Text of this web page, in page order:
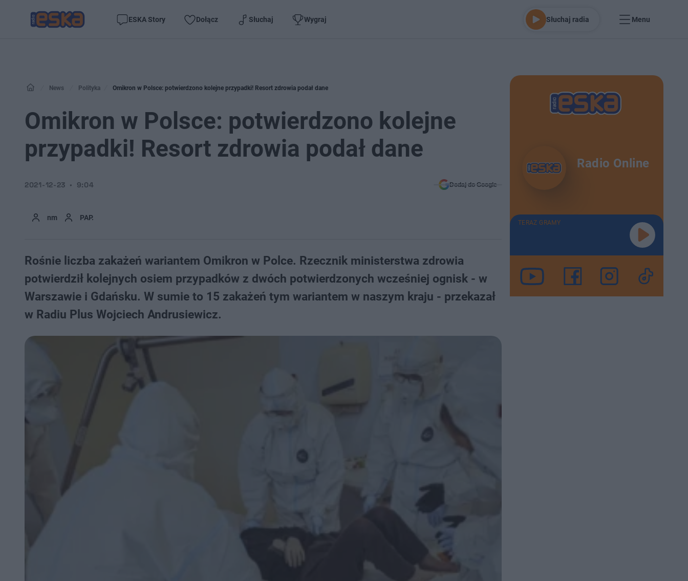
ESKA Story Dołącz Słuchaj Wygraj Słuchaj radia Menu
News Polityka Omikron w Polsce: potwierdzono kolejne przypadki! Resort zdrowia podał dane
Omikron w Polsce: potwierdzono kolejne
przypadki! Resort zdrowia podał dane
nm PAP.
2021-12-23 9:04 Dodaj do Google
Rośnie liczba zakażeń wariantem Omikron w Polce. Rzecznik ministerstwa zdrowia
potwierdził kolejnych osiem przypadków z dwóch potwierdzonych wcześniej ognisk - w
Warszawie i Gdańsku. W sumie to 15 zakażeń tym wariantem w naszym kraju - przekazał
w Radiu Plus Wojciech Andrusiewicz.
Radio Online
TERAZ GRAMY